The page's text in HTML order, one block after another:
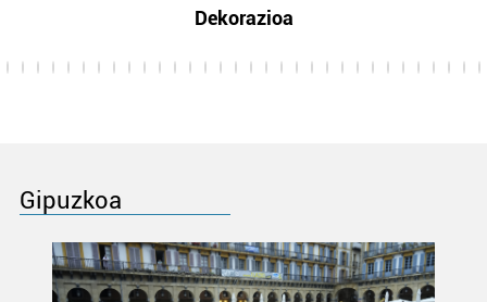
Dekorazioa
Gipuzkoa